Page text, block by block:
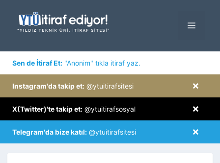
MENÜ
Sen de İtiraf Et: "Anonim" tıkla itiraf yaz.
×
Instagram'da takip et: @ytuitirafsitesi
×
X(Twitter)'te takip et: @ytuitirafsosyal
×
Telegram'da bize katıl: @ytuitirafsitesi